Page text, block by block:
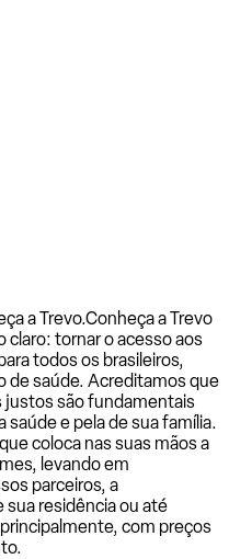
a Trevo.Conheça a Trevo
claro: tornar o acesso aos
todos os brasileiros,
de saúde. Acreditamos que
justos são fundamentais
saúde e pela de sua família.
coloca nas suas mãos a
levando em
parceiros, a
residência ou até
com preços